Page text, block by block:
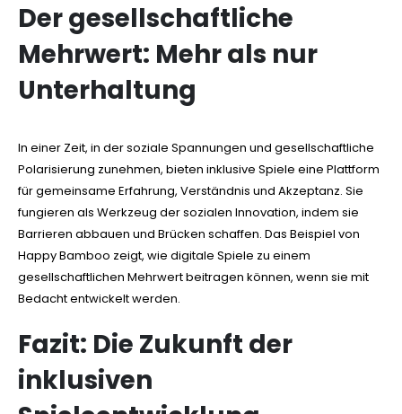
Der gesellschaftliche
Mehrwert: Mehr als nur
Unterhaltung
In einer Zeit, in der soziale Spannungen und gesellschaftliche
Polarisierung zunehmen, bieten inklusive Spiele eine Plattform
für gemeinsame Erfahrung, Verständnis und Akzeptanz. Sie
fungieren als Werkzeug der sozialen Innovation, indem sie
Barrieren abbauen und Brücken schaffen. Das Beispiel von
Happy Bamboo zeigt, wie digitale Spiele zu einem
gesellschaftlichen Mehrwert beitragen können, wenn sie mit
Bedacht entwickelt werden.
Fazit: Die Zukunft der
inklusiven